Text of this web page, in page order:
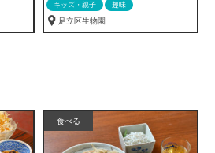
キッズ・親子 趣味
足立区生物園
食べる